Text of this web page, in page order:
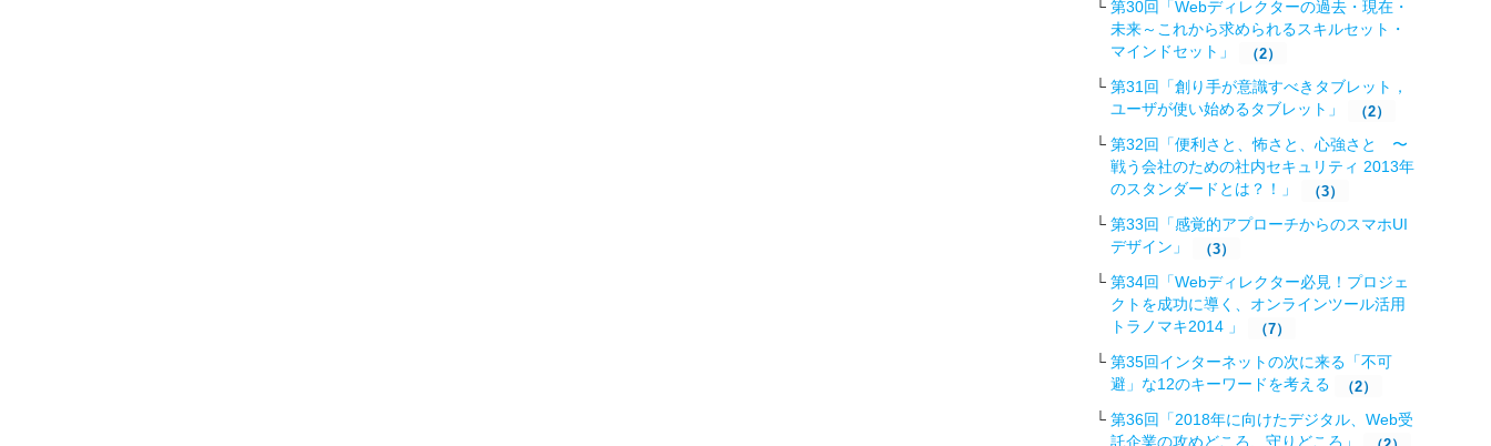
第30回「Webディレクターの過去・現在・
未来～これから求められるスキルセット・
マインドセット」
（2）
第31回「創り手が意識すべきタブレット，
ユーザが使い始めるタブレット」
（2）
第32回「便利さと、怖さと、心強さと 〜
戦う会社のための社内セキュリティ 2013年
のスタンダードとは？！」
（3）
第33回「感覚的アプローチからのスマホUI
デザイン」
（3）
第34回「Webディレクター必見！プロジェ
クトを成功に導く、オンラインツール活用
トラノマキ2014 」
（7）
第35回インターネットの次に来る「不可
避」な12のキーワードを考える
（2）
第36回「2018年に向けたデジタル、Web受
託企業の攻めどころ、守りどころ」